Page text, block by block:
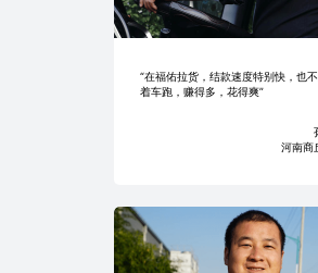
“在福佑拉货，结款速度特别快，也
着车跑，赚得多，花得爽”
河南商